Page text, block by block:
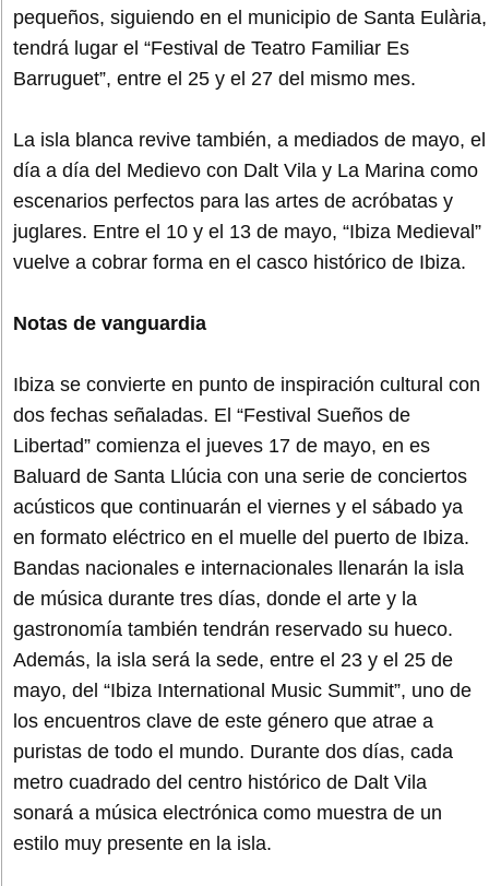
pequeños, siguiendo en el municipio de Santa Eulària,
tendrá lugar el “Festival de Teatro Familiar Es
Barruguet”, entre el 25 y el 27 del mismo mes.
La isla blanca revive también, a mediados de mayo, el
día a día del Medievo con Dalt Vila y La Marina como
escenarios perfectos para las artes de acróbatas y
juglares. Entre el 10 y el 13 de mayo, “Ibiza Medieval”
vuelve a cobrar forma en el casco histórico de Ibiza.
Notas de vanguardia
Ibiza se convierte en punto de inspiración cultural con
dos fechas señaladas. El “Festival Sueños de
Libertad” comienza el jueves 17 de mayo, en es
Baluard de Santa Llúcia con una serie de conciertos
acústicos que continuarán el viernes y el sábado ya
en formato eléctrico en el muelle del puerto de Ibiza.
Bandas nacionales e internacionales llenarán la isla
de música durante tres días, donde el arte y la
gastronomía también tendrán reservado su hueco.
Además, la isla será la sede, entre el 23 y el 25 de
mayo, del “Ibiza International Music Summit”, uno de
los encuentros clave de este género que atrae a
puristas de todo el mundo. Durante dos días, cada
metro cuadrado del centro histórico de Dalt Vila
sonará a música electrónica como muestra de un
estilo muy presente en la isla.